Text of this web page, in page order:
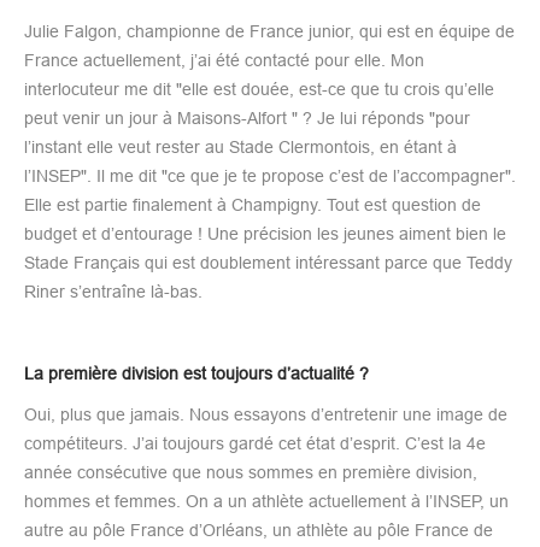
Julie Falgon, championne de France junior, qui est en équipe de
France actuellement, j’ai été contacté pour elle. Mon
interlocuteur me dit "elle est douée, est-ce que tu crois qu’elle
peut venir un jour à Maisons-Alfort " ? Je lui réponds "pour
l’instant elle veut rester au Stade Clermontois, en étant à
l’INSEP". Il me dit "ce que je te propose c’est de l’accompagner".
Elle est partie finalement à Champigny. Tout est question de
budget et d’entourage ! Une précision les jeunes aiment bien le
Stade Français qui est doublement intéressant parce que Teddy
Riner s’entraîne là-bas.
La première division est toujours d’actualité ?
Oui, plus que jamais. Nous essayons d’entretenir une image de
compétiteurs. J’ai toujours gardé cet état d’esprit. C’est la 4e
année consécutive que nous sommes en première division,
hommes et femmes. On a un athlète actuellement à l’INSEP, un
autre au pôle France d’Orléans, un athlète au pôle France de